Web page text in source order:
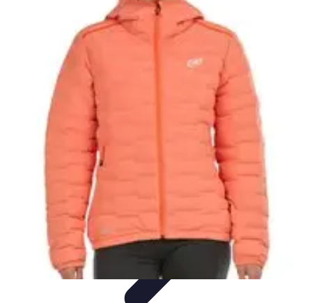
Abrigos y ChaquetasEstilos de Moda TendenciasConsejos de
Estilos y Atuendos
Moda Hombre